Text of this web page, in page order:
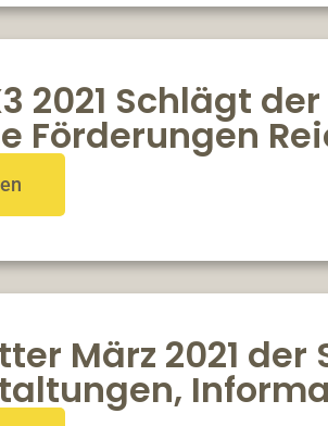
2021 Schlägt
Förderungen
März 2021 der